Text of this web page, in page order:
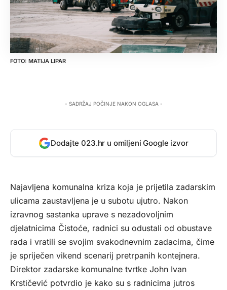
MATIJA LIPAR
- SADRŽAJ POČINJE NAKON OGLASA -
Dodajte 023.hr u omiljeni Google izvor
Najavljena komunalna kriza koja je prijetila zadarskim
ulicama zaustavljena je u subotu ujutro. Nakon
izravnog sastanka uprave s nezadovoljnim
djelatnicima Čistoće, radnici su odustali od obustave
rada i vratili se svojim svakodnevnim zadacima, čime
je spriječen vikend scenarij pretrpanih kontejnera.
Direktor zadarske komunalne tvrtke John Ivan
Krstičević potvrdio je kako su s radnicima jutros